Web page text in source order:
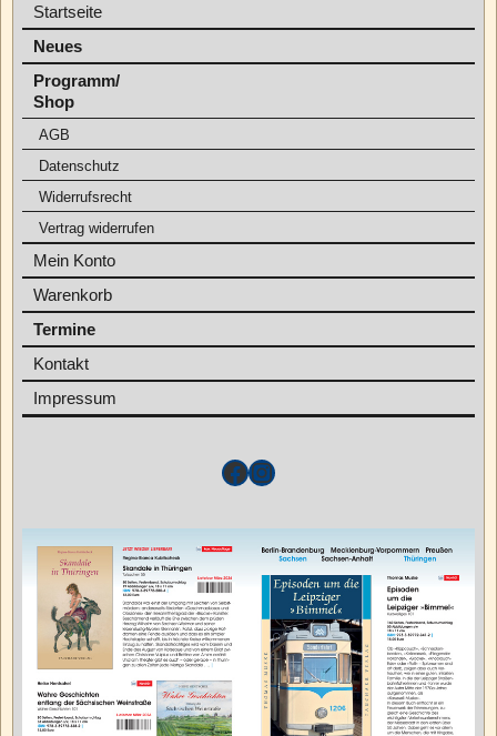
Startseite
Neues
Programm/
Shop
AGB
Datenschutz
Widerrufsrecht
Vertrag widerrufen
Mein Konto
Warenkorb
Termine
Kontakt
Impressum